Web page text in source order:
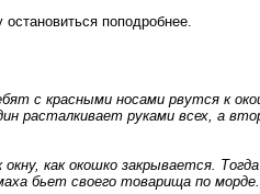
поподробнее.
с красными носами рвутся к
расталкивает руками всех, а
как окошко закрывается.
бьет своего товарища по